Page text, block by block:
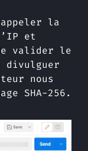
la
et
valider le
divulguer
nous
SHA-256.